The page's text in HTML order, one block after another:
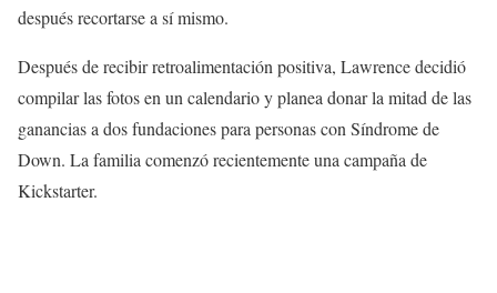
después recortarse a sí mismo.
Después de recibir retroalimentación positiva, Lawrence decidió
compilar las fotos en un calendario y planea donar la mitad de las
ganancias a dos fundaciones para personas con Síndrome de
Down. La familia comenzó recientemente una campaña de
Kickstarter.